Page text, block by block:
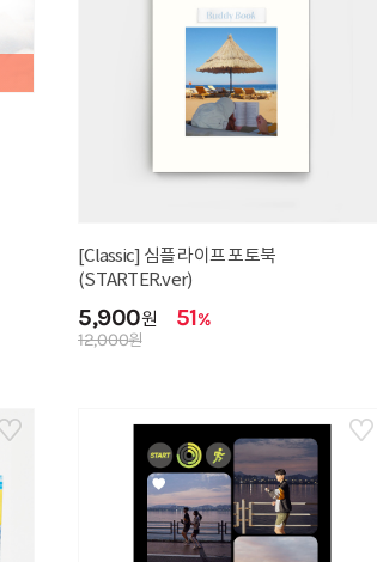
[Classic] 심플 라이프 포토북
(STARTER.ver)
5,900원
12,000원
51%